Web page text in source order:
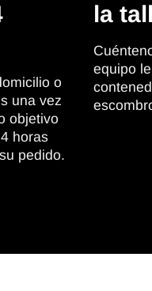
o
una vez
objetivo
horas
pedido.
la
equipo